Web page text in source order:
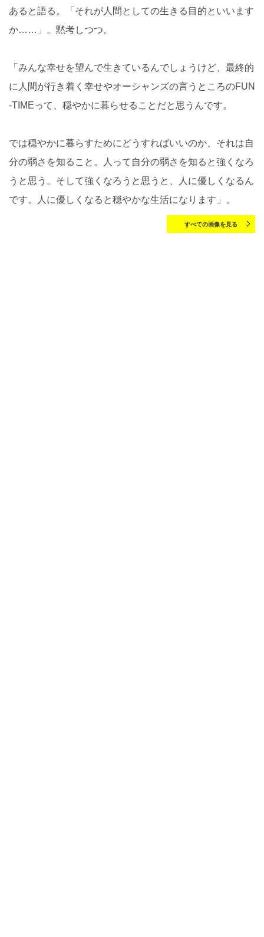
あると語る。「それが人間としての生きる目的といいます
か……」。黙考しつつ。
「みんな幸せを望んで生きているんでしょうけど、最終的
に人間が行き着く幸せやオーシャンズの言うところのFUN
-TIMEって、穏やかに暮らせることだと思うんです。
では穏やかに暮らすためにどうすればいいのか、それは自
分の弱さを知ること。人って自分の弱さを知ると強くなろ
うと思う。そして強くなろうと思うと、人に優しくなるん
です。人に優しくなると穏やかな生活になります」。
すべての画像を見る